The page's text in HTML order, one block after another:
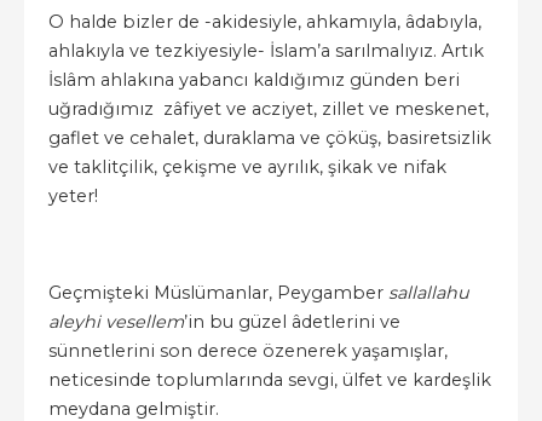
O halde bizler de -akidesiyle, ahkamıyla, âdabıyla,
ahlakıyla ve tezkiyesiyle- İslam’a sarılmalıyız. Artık
İslâm ahlakına yabancı kaldığımız günden beri
uğradığımız zâfiyet ve acziyet, zillet ve meskenet,
gaflet ve cehalet, duraklama ve çöküş, basiretsizlik
ve taklitçilik, çekişme ve ayrılık, şikak ve nifak
yeter!
Geçmişteki Müslümanlar, Peygamber sallallahu
aleyhi vesellem’in bu güzel âdetlerini ve
sünnetlerini son derece özenerek yaşamışlar,
neticesinde toplumlarında sevgi, ülfet ve kardeşlik
meydana gelmiştir.